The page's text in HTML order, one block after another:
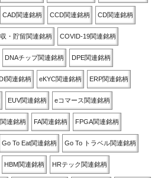
CAD関連銘柄 CCD関連銘柄 CD関連銘柄
・貯留関連銘柄 COVID-19関連銘柄
DNAチップ関連銘柄 DPE関連銘柄
関連銘柄 eKYC関連銘柄 ERP関連銘柄
EUV関連銘柄 eコマース関連銘柄
連銘柄 FA関連銘柄 FPGA関連銘柄
Go To Eat関連銘柄 Go To トラベル関連銘柄
HBM関連銘柄 HRテック関連銘柄